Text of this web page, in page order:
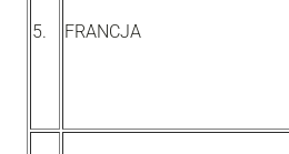
5. FRANCJA